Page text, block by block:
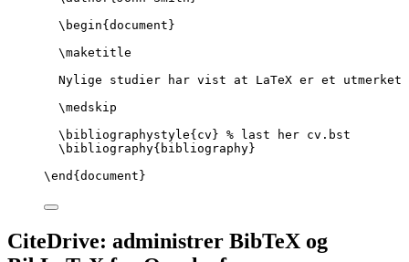
\begin{ document }
\maketitle
Nylige studier har vist at LaTeX er et utmerket
\medskip
\bibliographystyle{cv} % last her cv.bst
\bibliography{bibliography}
\end { document }
CiteDrive: administrer BibTeX og